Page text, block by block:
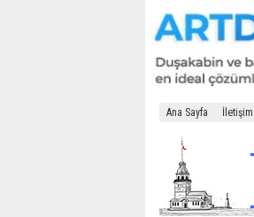
Ana Sayfa İletişim